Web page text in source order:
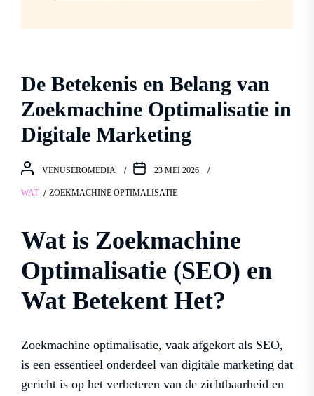
De Betekenis en Belang van
Zoekmachine Optimalisatie in
Digitale Marketing
VENUSEROMEDIA 23 MEI 2026
WAT ZOEKMACHINE OPTIMALISATIE
Wat is Zoekmachine
Optimalisatie (SEO) en
Wat Betekent Het?
Zoekmachine optimalisatie, vaak afgekort als SEO,
is een essentieel onderdeel van digitale marketing dat
gericht is op het verbeteren van de zichtbaarheid en